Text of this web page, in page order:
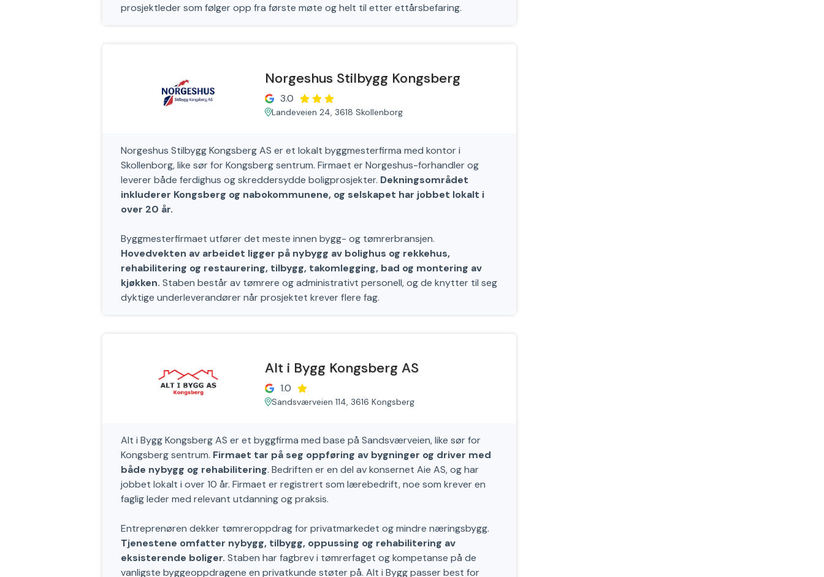
prosjektleder som følger opp fra første møte og helt til etter ettårsbefaring.
Norgeshus Stilbygg Kongsberg
3.0
Landeveien 24, 3618 Skollenborg
Norgeshus Stilbygg Kongsberg AS er et lokalt byggmesterfirma med kontor i
Skollenborg, like sør for Kongsberg sentrum. Firmaet er Norgeshus-forhandler og
leverer både ferdighus og skreddersydde boligprosjekter. Dekningsområdet
inkluderer Kongsberg og nabokommunene, og selskapet har jobbet lokalt i
over 20 år.
Byggmesterfirmaet utfører det meste innen bygg- og tømrerbransjen.
Hovedvekten av arbeidet ligger på nybygg av bolighus og rekkehus,
rehabilitering og restaurering, tilbygg, takomlegging, bad og montering av
kjøkken. Staben består av tømrere og administrativt personell, og de knytter til seg
dyktige underleverandører når prosjektet krever flere fag.
Alt i Bygg Kongsberg AS
1.0
Sandsværveien 114, 3616 Kongsberg
Alt i Bygg Kongsberg AS er et byggfirma med base på Sandsværveien, like sør for
Kongsberg sentrum. Firmaet tar på seg oppføring av bygninger og driver med
både nybygg og rehabilitering. Bedriften er en del av konsernet Aie AS, og har
jobbet lokalt i over 10 år. Firmaet er registrert som lærebedrift, noe som krever en
faglig leder med relevant utdanning og praksis.
Entreprenøren dekker tømreroppdrag for privatmarkedet og mindre næringsbygg.
Tjenestene omfatter nybygg, tilbygg, oppussing og rehabilitering av
eksisterende boliger. Staben har fagbrev i tømrerfaget og kompetanse på de
vanligste byggeoppdragene en privatkunde støter på. Alt i Bygg passer best for